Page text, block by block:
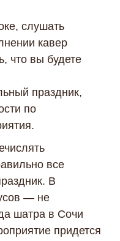
слушать
кавер
что вы будете
праздник,
по
все
В
— не
шатра в Сочи
придется